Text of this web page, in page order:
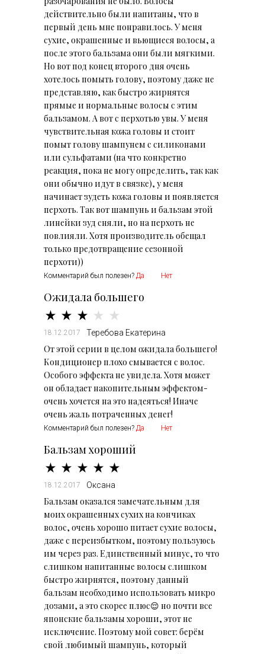
действительно были напитаны, что в
первый день мне понравилось. У меня
сухие, окрашенные и вьющиеся волосы, а
после этого бальзама они были мягкими.
Но вот под конец второго дня очень
хотелось помыть голову, поэтому даже не
представляю, как быстро жирнятся
прямые и нормальные волосы с этим
бальзамом. А вот с перхотью увы. У меня
чувствительная кожа головы и стоит
помыт голову шампунем с силиконами
или сульфатами (на что конкретно
реакция, пока не могу определить, так как
они обычно идут в связке), у меня
начинает зудеть кожа головы и появляется
перхоть. Так вот шампунь и бальзам этой
линейки зуд сняли, но на перхоть не
повлияли. Хотя производитель обещал
только предотвращение сезонной
перхоти))
Комментарий был полезен? Да Нет
Ожидала большего
18.12.2017 Теребова Екатерина
От этой серии в целом ожидала большего!
Кондиционер плохо смывается с волос.
Особого эффекта не увидела. Хотя может
он обладает накопительным эффектом-
очень хочется на это надеяться! Иначе
очень жаль потраченных денег!
Комментарий был полезен? Да Нет
Бальзам хороший
18.12.2017 Оксана
Бальзам оказался замечательным для
моих окрашенных сухих на кончиках
волос, очень хорошо питает сухие волосы,
даже с переизбытком, поэтому пользуюсь
им через раз. Единственный минус, то что
слишком напитанные волосы слишком
быстро жирнятся, поэтому данный
бальзам необходимо использовать микро
дозами, а это скорее плюс😌 но почти все
японские бальзамы хороши, этот не
исключение. Поэтому мой совет: берём
свой любимый шампунь, который